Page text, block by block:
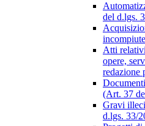
del d.lgs.
Atti
opere,
redazione
(Art. 37
Gravi
d.lgs. 33/